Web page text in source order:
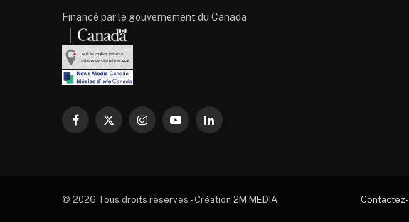
Financé par le gouvernement du Canada
Facebook
X
InstagramYouTubeLinkedIn
© 2026 Tous droits réservés - Création 2M MEDIA